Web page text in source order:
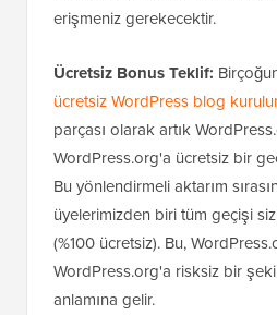
erişmeniz gerekecektir.
Ücretsiz Bonus Teklif:
ücretsiz WordPress blog
parçası olarak artık
WordPress.org'a ücretsiz bir
Bu yönlendirmeli aktarım
üyelerimizden biri tüm geçişi
(%100 ücretsiz). Bu,
WordPress.org'a risksiz bir
anlamına gelir.